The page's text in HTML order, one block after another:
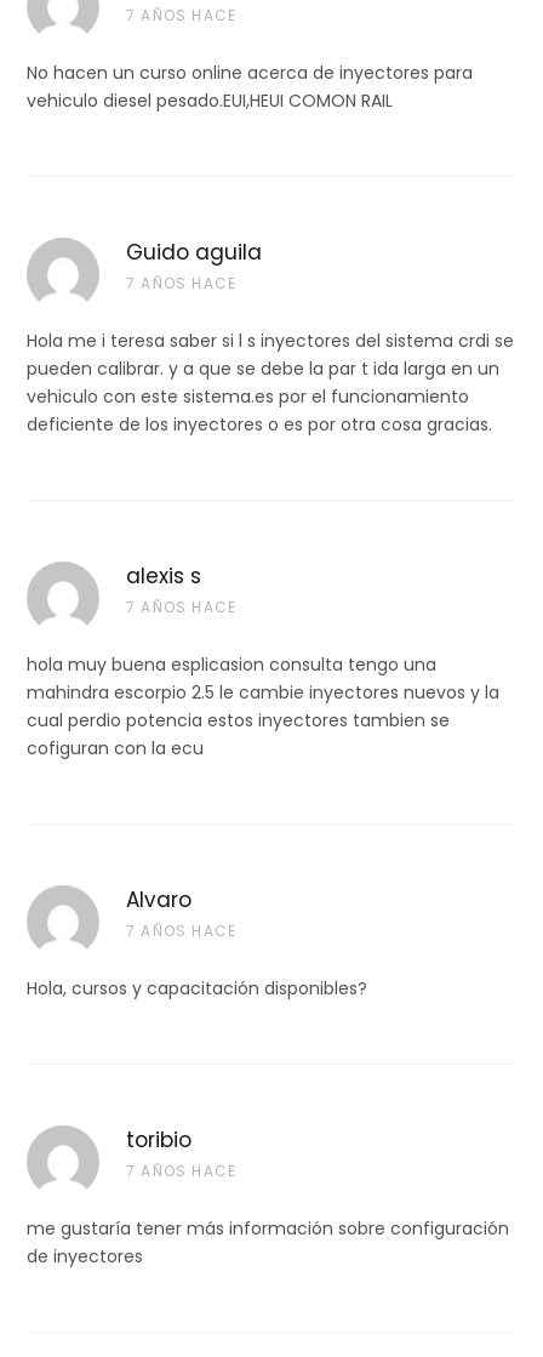
7 AÑOS HACE
No hacen un curso online acerca de inyectores para
vehiculo diesel pesado.EUI,HEUI COMON RAIL
Guido aguila
7 AÑOS HACE
Hola me i teresa saber si l s inyectores del sistema crdi se
pueden calibrar. y a que se debe la par t ida larga en un
vehiculo con este sistema.es por el funcionamiento
deficiente de los inyectores o es por otra cosa gracias.
alexis s
7 AÑOS HACE
hola muy buena esplicasion consulta tengo una
mahindra escorpio 2.5 le cambie inyectores nuevos y la
cual perdio potencia estos inyectores tambien se
cofiguran con la ecu
Alvaro
7 AÑOS HACE
Hola, cursos y capacitación disponibles?
toribio
7 AÑOS HACE
me gustaría tener más información sobre configuración
de inyectores